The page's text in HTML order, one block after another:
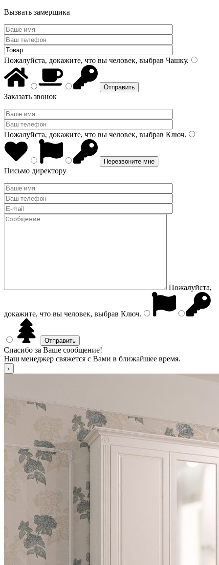
Вызвать замерщика
Пожалуйста, докажите, что вы человек, выбрав Чашку.
Заказать звонок
Пожалуйста, докажите, что вы человек, выбрав Ключ.
Письмо директору
Пожалуйста,
докажите, что вы человек, выбрав Ключ.
Спасибо за Ваше сообщение!
Наш менеджер свяжется с Вами в ближайшее время.